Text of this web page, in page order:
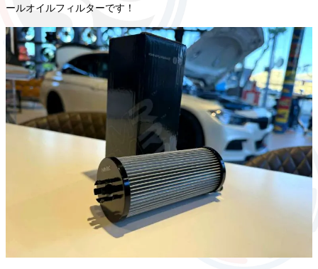
ールオイルフィルターです！